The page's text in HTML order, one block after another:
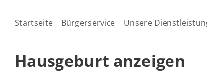
Startseite Bürgerservice Unsere Dienstleistungen
Hausgeburt anzeigen